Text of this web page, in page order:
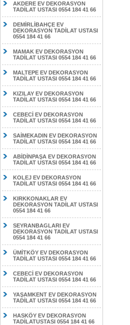
AKDERE EV DEKORASYON
TADİLAT USTASI 0554 184 41 66
DEMİRLİBAHÇE EV
DEKORASYON TADİLAT USTASI
0554 184 41 66
MAMAK EV DEKORASYON
TADİLAT USTASI 0554 184 41 66
MALTEPE EV DEKORASYON
TADİLAT USTASI 0554 184 41 66
KIZILAY EV DEKORASYON
TADİLAT USTASI 0554 184 41 66
CEBECİ EV DEKORASYON
TADİLAT USTASI 0554 184 41 66
SAİMEKADIN EV DEKORASYON
TADİLAT USTASI 0554 184 41 66
ABİDİNPAŞA EV DEKORASYON
TADİLAT USTASI 0554 184 41 66
KOLEJ EV DEKORASYON
TADİLAT USTASI 0554 184 41 66
KIRKKONAKLAR EV
DEKORASYON TADİLAT USTASI
0554 184 41 66
SEYRANBAGLARI EV
DEKORASYON TADİLAT USTASI
0554 184 41 66
ÜMİTKÖY EV DEKORASYON
TADİLAT USTASI 0554 184 41 66
CEBECİ EV DEKORASYON
TADİLAT USTASI 0554 184 41 66
YAŞAMKENT EV DEKORASYON
TADİLAT USTASI 0554 184 41 66
HASKÖY EV DEKORASYON
TADİLATUSTASI 0554 184 41 66